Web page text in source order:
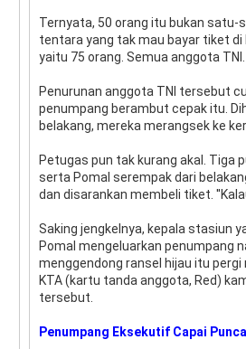
Ternyata, 50 orang itu bukan
tentara yang tak mau bayar tiket di
yaitu 75 orang. Semua anggota TNI.
Penurunan anggota TNI tersebut
penumpang berambut cepak itu.
belakang, mereka merangsek ke
Petugas pun tak kurang akal. Tiga
serta Pomal serempak dari
dan disarankan membeli tiket.
Saking jengkelnya, kepala stasiun
Pomal mengeluarkan penumpang
menggendong ransel hijau itu
KTA (kartu tanda anggota, Red)
tersebut.
Penumpang Eksekutif Capai